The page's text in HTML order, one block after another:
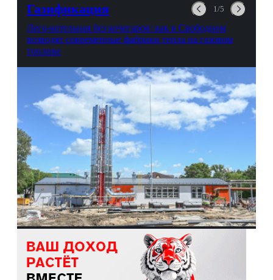
Газификация 1/5
Лего-котельная без кочегаров: как в Свободном
возводят современные фабрики тепла на газовом
топливе